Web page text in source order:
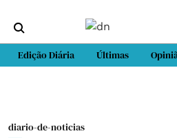
Edição Diária Últimas
diario-de-noticias